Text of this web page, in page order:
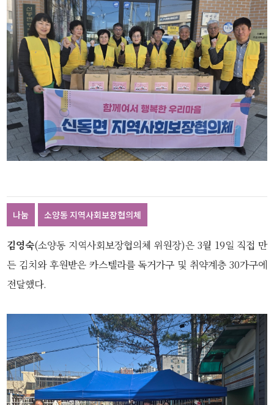
나눔 소양동 지역사회보장협의체
김영숙(소양동 지역사회보장협의체 위원장)은 3월 19일 직접 만
든 김치와 후원받은 카스텔라를 독거가구 및 취약계층 30가구에
전달했다.